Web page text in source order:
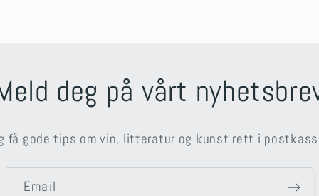
deg på vårt
få gode tips om vin, litteratur og kunst rett i
Email